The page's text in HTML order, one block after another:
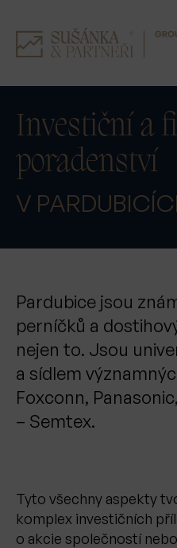
obsahInvestiční a
poradenství
V
Pardubice jsou
perníčků a
nejen to. Jsou
a sídlem
Foxconn,
– Semtex.
Tyto všechny aspekty
komplex investičních
o akcie společností